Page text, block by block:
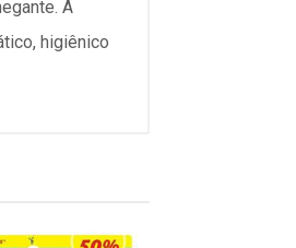
A
higiênico